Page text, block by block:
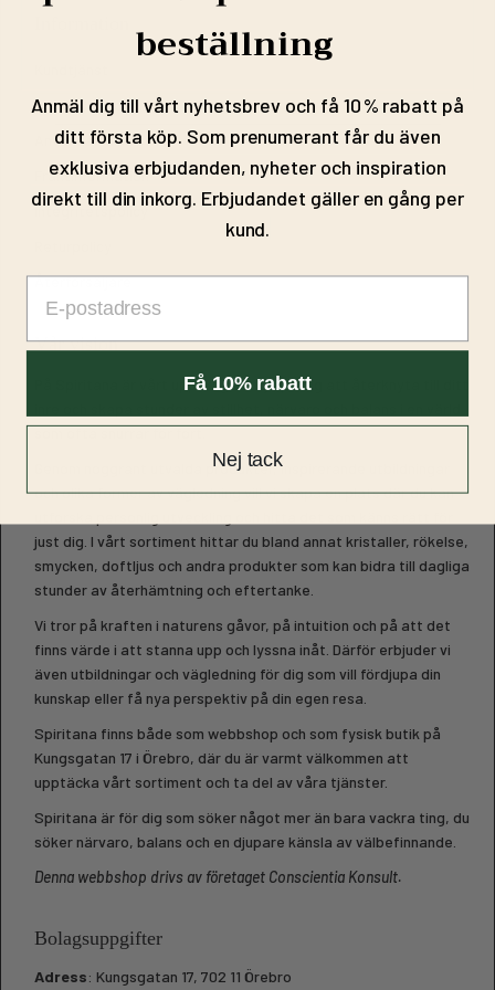
Alla Kollektioner
Användarvillkor
Fraktinformation
Integritetspolicy
Återförsäljare
Vår vision
På Spiritana är vårt uppdrag att hjälpa dig att återknyta till ditt
som ofta snurrar för fort.
Genom noggrant utvalda produkter, inspirerande utbildningar
och olika former av vägledning vill vi skapa en plats där du kan
just dig. I vårt sortiment hittar du bland annat kristaller, rökelse,
smycken, doftljus och andra produkter som kan bidra till dagliga
stunder av återhämtning och eftertanke.
Vi tror på kraften i naturens gåvor, på intuition och på att det
finns värde i att stanna upp och lyssna inåt. Därför erbjuder vi
även utbildningar och vägledning för dig som vill fördjupa din
kunskap eller få nya perspektiv på din egen resa.
Spiritana finns både som webbshop och som fysisk butik på
Kungsgatan 17 i Örebro, där du är varmt välkommen att
upptäcka vårt sortiment och ta del av våra tjänster.
Spiritana är för dig som söker något mer än bara vackra ting, du
söker närvaro, balans och en djupare känsla av välbefinnande.
Denna webbshop drivs av företaget Conscientia Konsult.
Bolagsuppgifter
Adress: Kungsgatan 17, 702 11 Örebro
beställning
Anmäl dig till vårt nyhetsbrev och få 10 % rabatt på
ditt första köp. Som prenumerant får du även
exklusiva erbjudanden, nyheter och inspiration
direkt till din inkorg. Erbjudandet gäller en gång per
kund.
Få 10% rabatt
Nej tack